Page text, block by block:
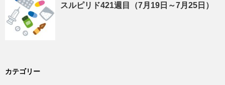
スルピリド421週目（7月19日～7月25日）
カテゴリー